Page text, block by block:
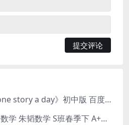
一天一个小故事《one story a day》初中版 百度网盘分享下载
初中数学 2024初一数学 朱韬数学 S班春季下 A+班春季下 百度云网盘